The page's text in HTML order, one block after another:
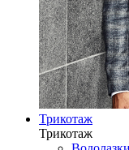
Трикотаж
Трикотаж